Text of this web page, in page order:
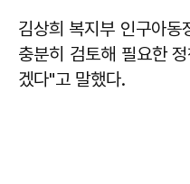
김상희 복지부 인구아
충분히 검토해 필요한
겠다"고 말했다.